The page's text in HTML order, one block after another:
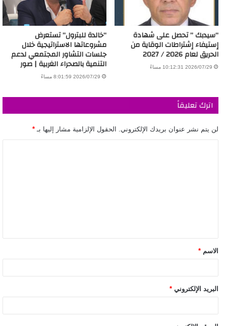
“سيدبك ” تحصل على شهادة
إستيفاء إشتراطات الوقاية من
الحريق لعام 2026 / 2027
2026/07/29 10:12:31 مساءً
“خالدة للبترول” تستعرض
مشروعاتها الاستراتيجية خلال
جلسات التشاور المجتمعي لدعم
التنمية بالصحراء الغربية | صور
2026/07/29 8:01:59 مساءً
اترك تعليقاً
لن يتم نشر عنوان بريدك الإلكتروني. الحقول الإلزامية مشار إليها بـ *
الاسم *
البريد الإلكتروني *